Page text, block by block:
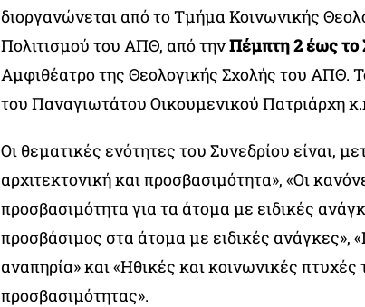
διοργανώνεται από το Τμήμα Κοινωνικής
Πολιτισμού του ΑΠΘ, από τηνΠέμπτη 2 έως το
Αμφιθέατρο της Θεολογικής Σχολής του ΑΠΘ.
του Παναγιωτάτου Οικουμενικού Πατριάρχη
Οι θεματικές ενότητες του Συνεδρίου είναι,
αρχιτεκτονική και προσβασιμότητα», «Οι
προσβασιμότητα για τα άτομα με ειδικές
προσβάσιμος στα άτομα με ειδικές ανάγκες»,
αναπηρία» και «Ηθικές και κοινωνικές πτυχές
προσβασιμότητας».